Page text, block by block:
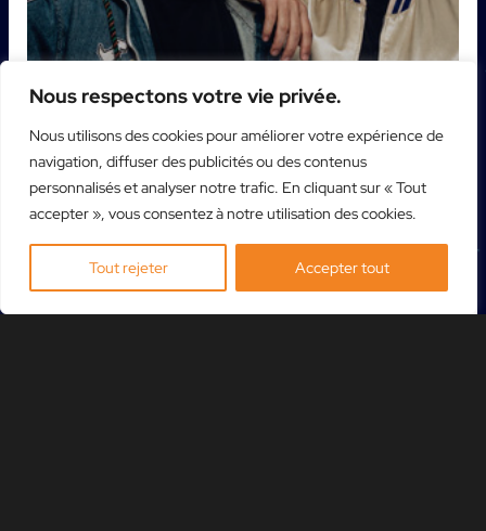
Nous respectons votre vie privée.
Nous utilisons des cookies pour améliorer votre expérience de
navigation, diffuser des publicités ou des contenus
personnalisés et analyser notre trafic. En cliquant sur « Tout
accepter », vous consentez à notre utilisation des cookies.
Tout rejeter Accepter tout
VINI VICI